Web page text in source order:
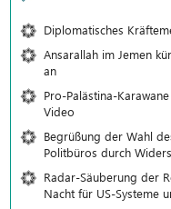
Diplomatisches
Ansarallah im Jemen
an
Pro-Palästina-
Video
Begrüßung der Wahl
Politbüros durch
Radar-Säuberung der
Nacht für US-Systeme